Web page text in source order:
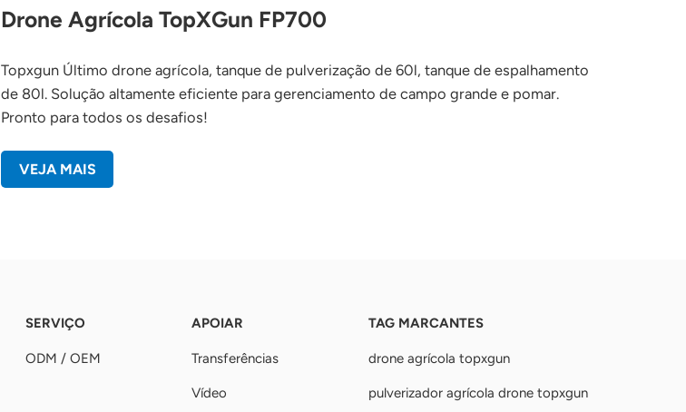
Drone Agrícola TopXGun FP700
Topxgun Último drone agrícola, tanque de pulverização de 60l, tanque de espalhamento
de 80l. Solução altamente eficiente para gerenciamento de campo grande e pomar.
Pronto para todos os desafios!
VEJA MAIS
SERVIÇO
ODM / OEM
APOIAR
Transferências
Vídeo
TAG MARCANTES
drone agrícola topxgun
pulverizador agrícola drone topxgun